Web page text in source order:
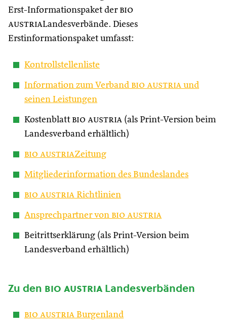
Erst-Informationspaket der bio
austriaLandesverbände. Dieses
Erstinformationspaket umfasst:
Kontrollstellenliste
Information zum Verband bio austria und
seinen Leistungen
Kostenblatt bio austria (als Print-Version beim
Landesverband erhältlich)
bio austriaZeitung
Mitgliederinformation des Bundeslandes
bio austria Richtlinien
Ansprechpartner von bio austria
Beitrittserklärung (als Print-Version beim
Landesverband erhältlich)
Zu den bio austria Landesverbänden
bio austria Burgenland